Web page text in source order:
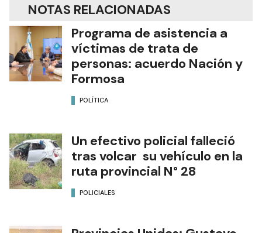
NOTAS RELACIONADAS
Programa de asistencia a
víctimas de trata de
personas: acuerdo Nación y
Formosa
POLÍTICA
Un efectivo policial falleció
tras volcar su vehículo en la
ruta provincial N° 28
POLICIALES